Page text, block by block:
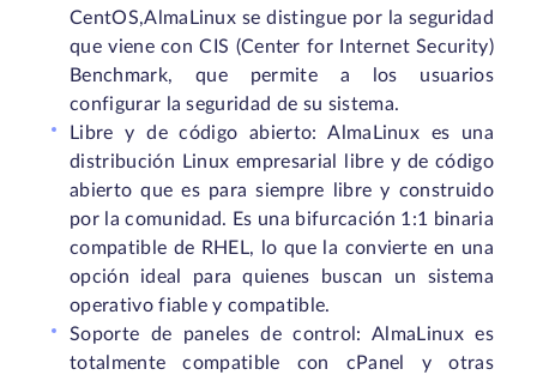
CentOS,AlmaLinux se distingue por la seguridad
que viene con CIS (Center for Internet Security)
Benchmark, que permite a los usuarios
configurar la seguridad de su sistema.
Libre y de código abierto: AlmaLinux es una
distribución Linux empresarial libre y de código
abierto que es para siempre libre y construido
por la comunidad. Es una bifurcación 1:1 binaria
compatible de RHEL, lo que la convierte en una
opción ideal para quienes buscan un sistema
operativo fiable y compatible.
Soporte de paneles de control: AlmaLinux es
totalmente compatible con cPanel y otras